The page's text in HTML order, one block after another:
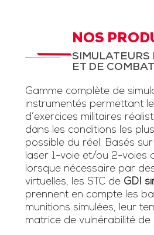
NOS
SIMULATEURS
ET DE COMBAT
Gamme complète de
instrumentés permettant
d’exercices militaires
dans les conditions les
possible du réel. Basés
laser 1-voie et/ou 2-voies
lorsque nécessaire par
virtuelles, les STC de GDI
prennent en compte les
munitions simulées, leur
matrice de vulnérabilité de